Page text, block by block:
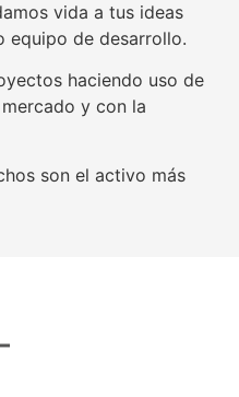
vida a tus ideas
equipo de desarrollo.
haciendo uso de
y con la
son el activo más